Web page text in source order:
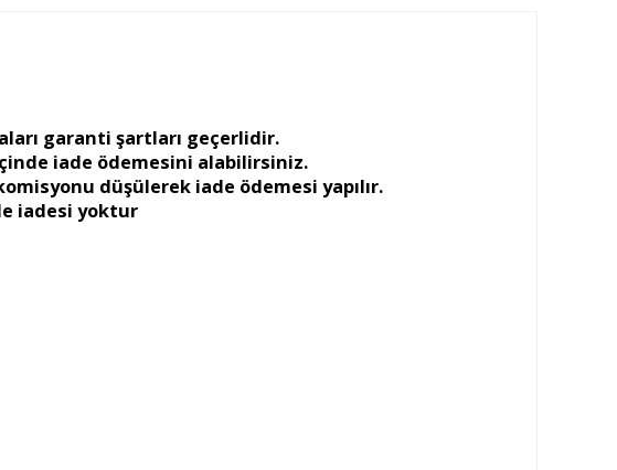
garanti şartları geçerlidir.
iade ödemesini alabilirsiniz.
düşülerek iade ödemesi yapılır.
iadesi yoktur